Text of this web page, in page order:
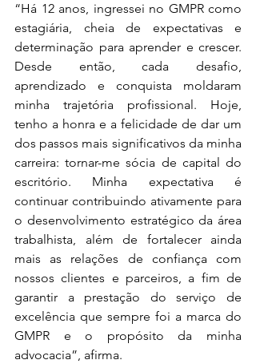
“Há 12 anos, ingressei no GMPR como
estagiária, cheia de expectativas e
determinação para aprender e crescer.
Desde então, cada desafio,
aprendizado e conquista moldaram
minha trajetória profissional. Hoje,
tenho a honra e a felicidade de dar um
dos passos mais significativos da minha
carreira: tornar-me sócia de capital do
escritório. Minha expectativa é
continuar contribuindo ativamente para
o desenvolvimento estratégico da área
trabalhista, além de fortalecer ainda
mais as relações de confiança com
nossos clientes e parceiros, a fim de
garantir a prestação do serviço de
excelência que sempre foi a marca do
GMPR e o propósito da minha
advocacia”, afirma.